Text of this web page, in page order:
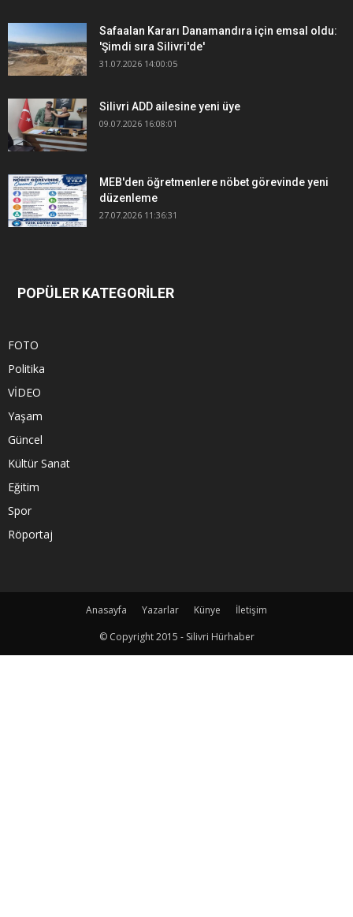
Safaalan Kararı Danamandıra için emsal oldu:
'Şimdi sıra Silivri'de'
31.07.2026 14:00:05
Silivri ADD ailesine yeni üye
09.07.2026 16:08:01
MEB'den öğretmenlere nöbet görevinde yeni
düzenleme
27.07.2026 11:36:31
POPÜLER KATEGORİLER
FOTO
Politika
VİDEO
Yaşam
Güncel
Kültür Sanat
Eğitim
Spor
Röportaj
Anasayfa Yazarlar Künye
İletişim
© Copyright 2015 - Silivri Hürhaber